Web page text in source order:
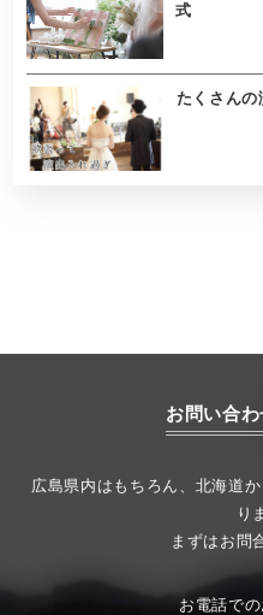
式
たくさんの
お問い合
広島県内はもちろん、北海道
り
まずはお問
お電話で